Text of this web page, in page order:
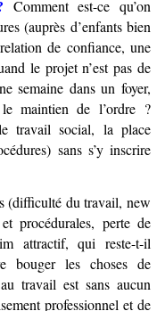
Comment est-ce qu’on
(auprès d’enfants bien
de confiance, une
le projet n’est pas de
semaine dans un foyer,
maintien de l’ordre ?
travail social, la place
sans s’y inscrire
(difficulté du travail, new
procédurales, perte de
attractif, qui reste-t-il
bouger les choses de
travail est sans aucun
professionnel et de